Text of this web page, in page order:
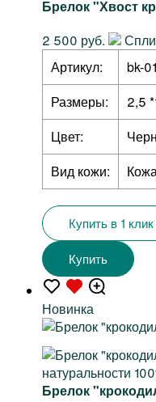
Брелок "Хвост
2 500 руб.
Артикул:
bk-
Размеры:
2,5
Цвет:
Вид кожи:
Купить в 1 клик
Купить
Новинка
натуральности
Брелок